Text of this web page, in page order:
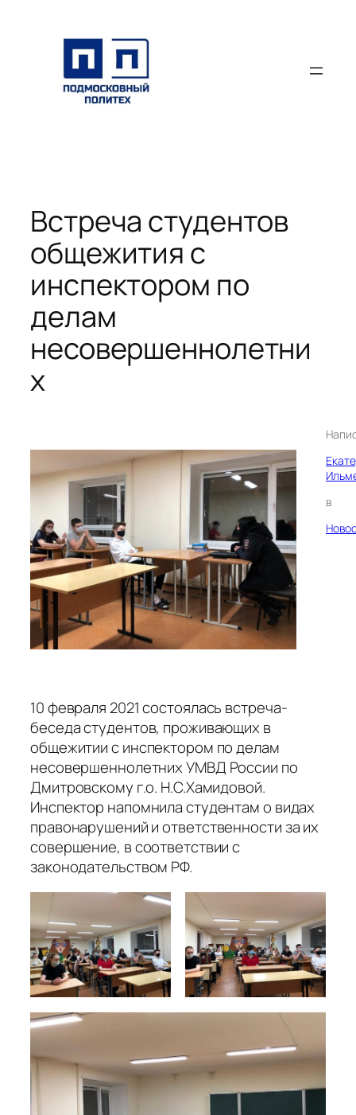
содержимому
Встреча студентов
общежития с
инспектором по
делам
несовершеннолетни
х
в
10 февраля 2021 состоялась встреча-
беседа студентов, проживающих в
общежитии с инспектором по делам
несовершеннолетних УМВД России по
Дмитровскому г.о. Н.С.Хамидовой.
Инспектор напомнила студентам о видах
правонарушений и ответственности за их
совершение, в соответствии с
законодательством РФ.